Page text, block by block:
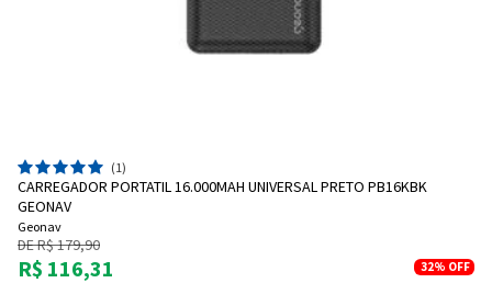
(1)
CARREGADOR PORTATIL 16.000MAH UNIVERSAL PRETO PB16KBK
GEONAV
Geonav
DE R$ 179,90
R$ 116,31 32% OFF